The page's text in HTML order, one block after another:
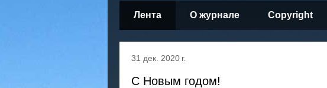
Лента О журнале Copyright
31 дек. 2020 г.
С Новым годом!